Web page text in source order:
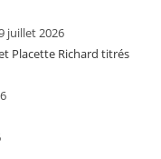
juillet 2026
Placette Richard titrés